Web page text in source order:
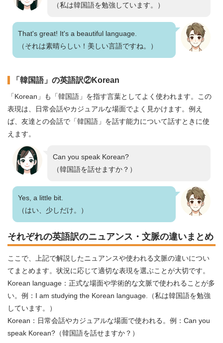
（私は韓国語を勉強しています。）
That's great! It's a beautiful language.
（それは素晴らしい！美しい言語ですね。）
「韓国語」の英語訳②Korean
「Korean」も「韓国語」を指す言葉としてよく使われます。この
表現は、日常会話やカジュアルな場面でよく見かけます。例え
ば、友達との会話で「韓国語」を話す能力について話すときに使
えます。
Can you speak Korean?
（韓国語を話せますか？）
Yes, a little bit.
（はい、少しだけ。）
それぞれの英語訳のニュアンス・文脈の違いまとめ
ここで、上記で解説したニュアンスや使われる文脈の違いについ
てまとめます。状況に応じて適切な表現を選ぶことが大切です。
Korean language：正式な場面や学術的な文脈で使われることが多
い。例：I am studying the Korean language.（私は韓国語を勉強
しています。）
Korean：日常会話やカジュアルな場面で使われる。例：Can you
speak Korean?（韓国語を話せますか？）